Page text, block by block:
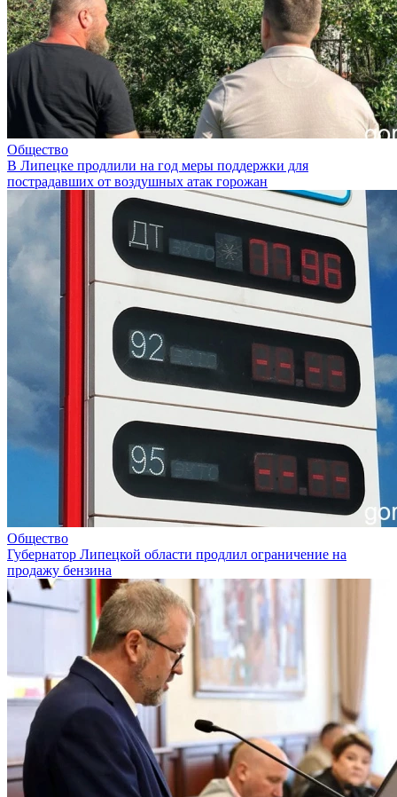
Общество
В Липецке продлили на год меры поддержки для
пострадавших от воздушных атак горожан
Общество
Губернатор Липецкой области продлил ограничение на
продажу бензина